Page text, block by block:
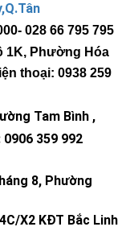
- 028 66 795 795
1K, Phường Hóa
thoại: 0938 259
Tam Bình ,
359 992
8, Phường
X2 KĐT Bắc Linh